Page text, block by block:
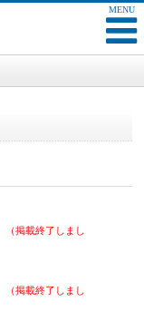
（掲載終了しまし
（掲載終了しまし